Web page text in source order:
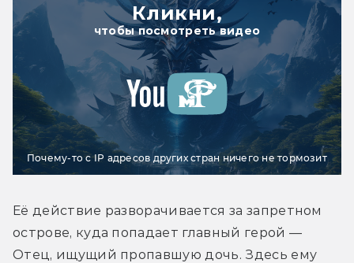
Кликни,
чтобы посмотреть видео
Почему-то с IP адресов других стран ничего не тормозит
Её действие разворачивается за запретном
острове, куда попадает главный герой —
Отец, ищущий пропавшую дочь. Здесь ему